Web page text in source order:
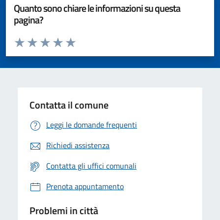
Quanto sono chiare le informazioni su questa
pagina?
Valuta da 1 a 5 stelle la pagina
Valuta 5 stelle su 5
Valuta 4 stelle su 5
Valuta 3 stelle su 5
Valuta 2 stelle su 5
Valuta 1 stelle su 5
Contatta il comune
Leggi le domande frequenti
Richiedi assistenza
Contatta gli uffici comunali
Prenota appuntamento
Problemi in città